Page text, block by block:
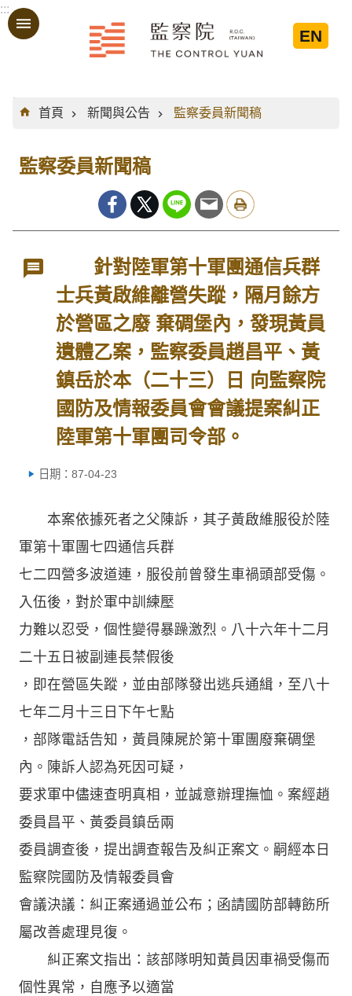
跳到主要內容區塊
:::
EN
:::
首頁
新聞與公告 監察委員新聞稿
監察委員新聞稿
針對陸軍第十軍團通信兵群
士兵黃啟維離營失蹤，隔月餘方
於營區之廢 棄碉堡內，發現黃員
遺體乙案，監察委員趙昌平、黃
鎮岳於本（二十三）日 向監察院
國防及情報委員會會議提案糾正
陸軍第十軍團司令部。
日期：87-04-23
本案依據死者之父陳訴，其子黃啟維服役於陸
軍第十軍團七四通信兵群
七二四營多波道連，服役前曾發生車禍頭部受傷。
入伍後，對於軍中訓練壓
力難以忍受，個性變得暴躁激烈。八十六年十二月
二十五日被副連長禁假後
，即在營區失蹤，並由部隊發出逃兵通緝，至八十
七年二月十三日下午七點
，部隊電話告知，黃員陳屍於第十軍團廢棄碉堡
內。陳訴人認為死因可疑，
要求軍中儘速查明真相，並誠意辦理撫恤。案經趙
委員昌平、黃委員鎮岳兩
委員調查後，提出調查報告及糾正案文。嗣經本日
監察院國防及情報委員會
會議決議：糾正案通過並公布；函請國防部轉飭所
屬改善處理見復。
糾正案文指出：該部隊明知黃員因車禍受傷而
個性異常，自應予以適當